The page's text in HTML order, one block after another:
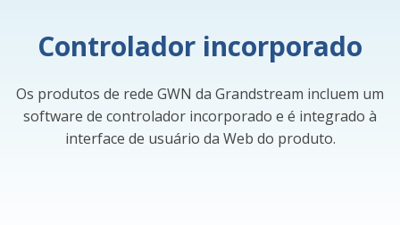
Controlador incorporado
Os produtos de rede GWN da Grandstream incluem um
software de controlador incorporado e é integrado à
interface de usuário da Web do produto.